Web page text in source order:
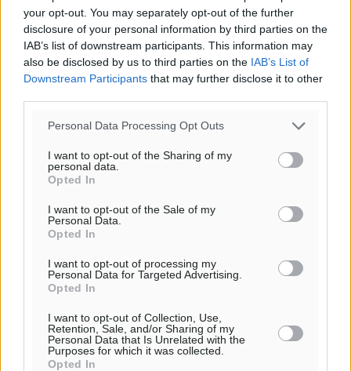
your opt-out. You may separately opt-out of the further
disclosure of your personal information by third parties on the
IAB’s list of downstream participants. This information may
also be disclosed by us to third parties on the IAB’s List of
Downstream Participants that may further disclose it to other
Personal Data Processing Opt Outs
I want to opt-out of the Sharing of my
personal data.
Opted In
I want to opt-out of the Sale of my
Personal Data.
Opted In
I want to opt-out of processing my
Personal Data for Targeted Advertising.
Opted In
I want to opt-out of Collection, Use,
Retention, Sale, and/or Sharing of my
Personal Data that Is Unrelated with the
Purposes for which it was collected.
Opted In
ΔΕ